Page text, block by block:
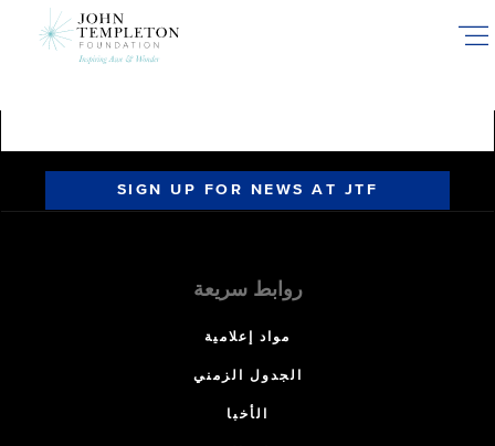
SIGN UP FOR NEWS AT JTF
روابط سريعة
مواد إعلامية
الجدول الزمني
الأخبا